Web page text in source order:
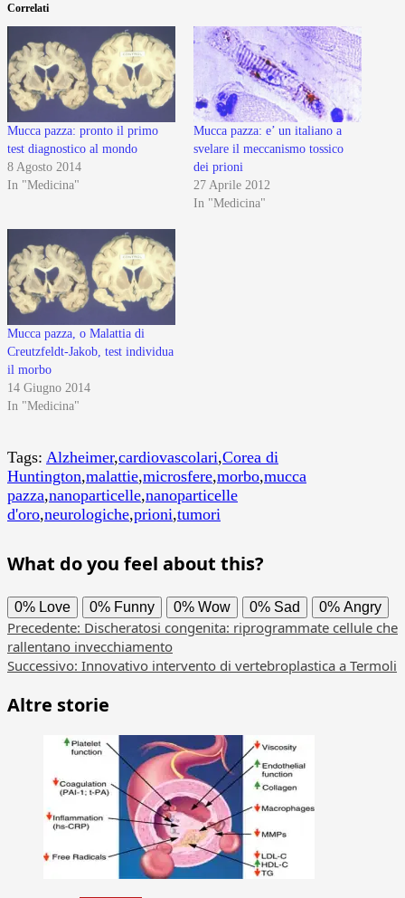
Correlati
Mucca pazza: pronto il primo
test diagnostico al mondo
8 Agosto 2014
In "Medicina"
Mucca pazza: e’ un italiano a
svelare il meccanismo tossico
dei prioni
27 Aprile 2012
In "Medicina"
Mucca pazza, o Malattia di
Creutzfeldt-Jakob, test individua
il morbo
14 Giugno 2014
In "Medicina"
Tags: Alzheimer,cardiovascolari,Corea di
Huntington,malattie,microsfere,morbo,mucca
pazza,nanoparticelle,nanoparticelle
d'oro,neurologiche,prioni,tumori
What do you feel about this?
0% Love 0% Funny 0% Wow 0% Sad 0% Angry
Navigazione
articolo
Precedente: Discheratosi congenita: riprogrammate cellule che
rallentano invecchiamento
Successivo: Innovativo intervento di vertebroplastica a Termoli
Altre storie